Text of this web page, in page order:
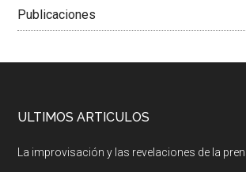
Publicaciones
ULTIMOS ARTICULOS
La improvisación y las revelaciones de la